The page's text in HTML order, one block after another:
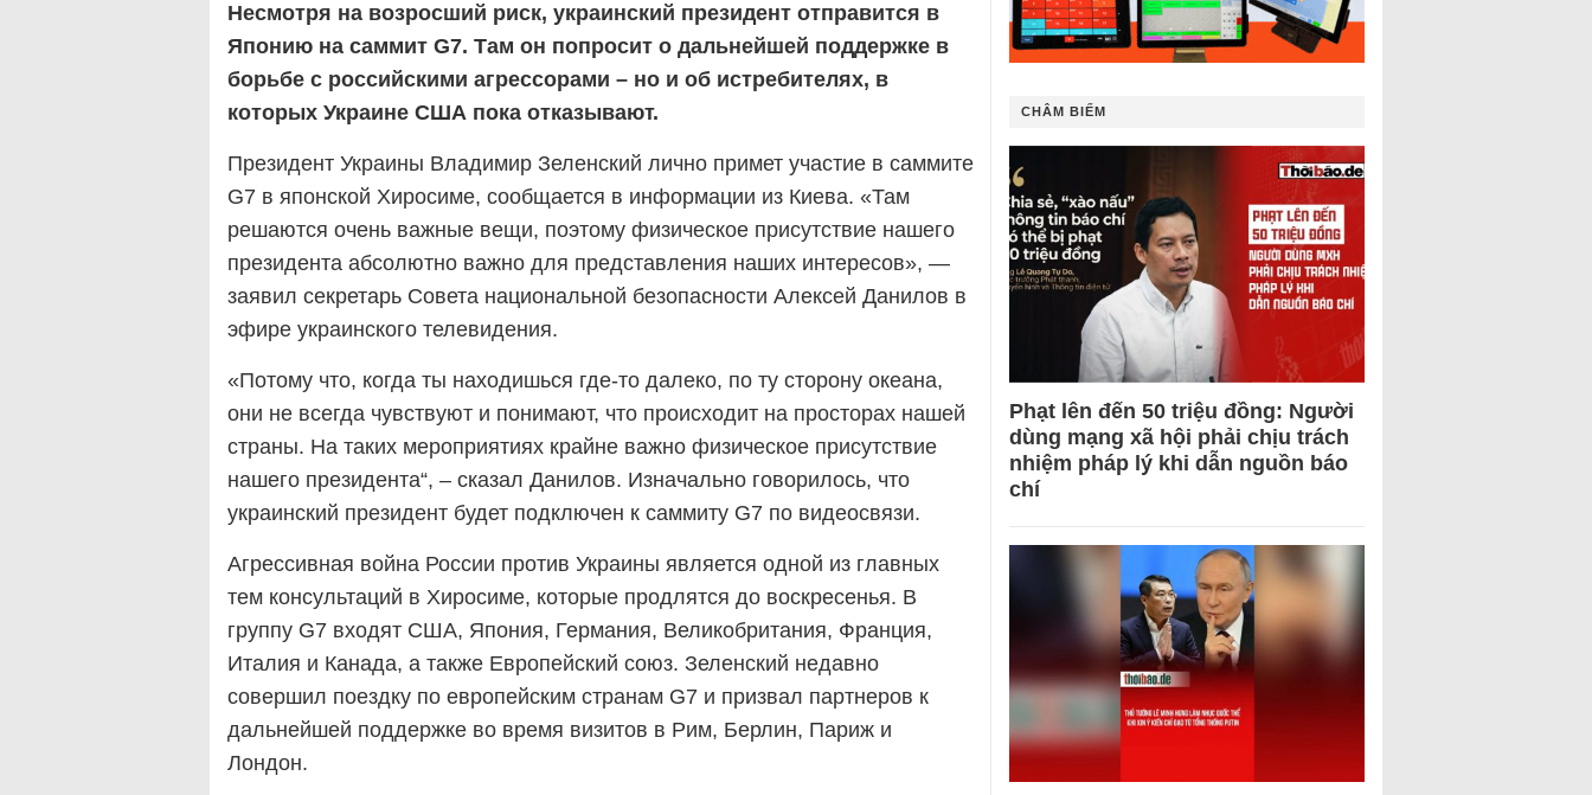
Несмотря на возросший риск, украинский президент отправится в
Японию на саммит G7. Там он попросит о дальнейшей поддержке в
борьбе с российскими агрессорами – но и об истребителях, в
которых Украине США пока отказывают.
Президент Украины Владимир Зеленский лично примет участие в саммите
G7 в японской Хиросиме, сообщается в информации из Киева. «Там
решаются очень важные вещи, поэтому физическое присутствие нашего
президента абсолютно важно для представления наших интересов», —
заявил секретарь Совета национальной безопасности Алексей Данилов в
эфире украинского телевидения.
«Потому что, когда ты находишься где-то далеко, по ту сторону океана,
они не всегда чувствуют и понимают, что происходит на просторах нашей
страны. На таких мероприятиях крайне важно физическое присутствие
нашего президента“, – сказал Данилов. Изначально говорилось, что
украинский президент будет подключен к саммиту G7 по видеосвязи.
Агрессивная война России против Украины является одной из главных
тем консультаций в Хиросиме, которые продлятся до воскресенья. В
группу G7 входят США, Япония, Германия, Великобритания, Франция,
Италия и Канада, а также Европейский союз. Зеленский недавно
совершил поездку по европейским странам G7 и призвал партнеров к
дальнейшей поддержке во время визитов в Рим, Берлин, Париж и
Лондон.
CHÂM BIẾM
Phạt lên đến 50 triệu đồng: Người
dùng mạng xã hội phải chịu trách
nhiệm pháp lý khi dẫn nguồn báo
chí